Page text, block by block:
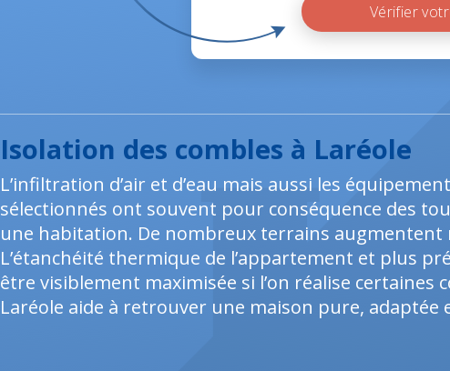
Isolation des combles à Laréole
L’infiltration d’air et d’eau mais aussi les
sélectionnés ont souvent pour conséquence des
une habitation. De nombreux terrains augmentent
L’étanchéité thermique de l’appartement et plus
être visiblement maximisée si l’on réalise certaines
Laréole aide à retrouver une maison pure, adaptée